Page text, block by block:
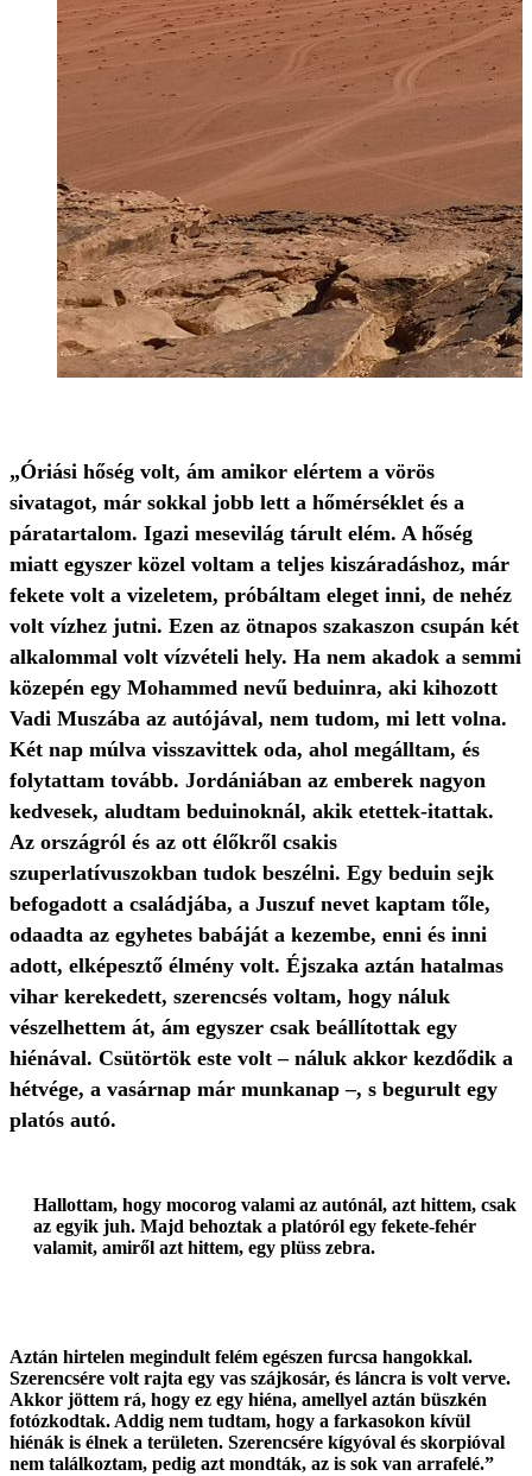
„Óriási hőség volt, ám amikor elértem a vörös
sivatagot, már sokkal jobb lett a hőmérséklet és a
páratartalom. Igazi mesevilág tárult elém. A hőség
miatt egyszer közel voltam a teljes kiszáradáshoz, már
fekete volt a vizeletem, próbáltam eleget inni, de nehéz
volt vízhez jutni. Ezen az ötnapos szakaszon csupán két
alkalommal volt vízvételi hely. Ha nem akadok a semmi
közepén egy Mohammed nevű beduinra, aki kihozott
Vadi Muszába az autójával, nem tudom, mi lett volna.
Két nap múlva visszavittek oda, ahol megálltam, és
folytattam tovább. Jordániában az emberek nagyon
kedvesek, aludtam beduinoknál, akik etettek-itattak.
Az országról és az ott élőkről csakis
szuperlatívuszokban tudok beszélni. Egy beduin sejk
befogadott a családjába, a Juszuf nevet kaptam tőle,
odaadta az egyhetes babáját a kezembe, enni és inni
adott, elképesztő élmény volt. Éjszaka aztán hatalmas
vihar kerekedett, szerencsés voltam, hogy náluk
vészelhettem át, ám egyszer csak beállítottak egy
hiénával. Csütörtök este volt – náluk akkor kezdődik a
hétvége, a vasárnap már munkanap –, s begurult egy
platós autó.
Hallottam, hogy mocorog valami az autónál, azt hittem, csak
az egyik juh. Majd behoztak a platóról egy fekete-fehér
valamit, amiről azt hittem, egy plüss zebra.
Aztán hirtelen megindult felém egészen furcsa hangokkal.
Szerencsére volt rajta egy vas szájkosár, és láncra is volt verve.
Akkor jöttem rá, hogy ez egy hiéna, amellyel aztán büszkén
fotózkodtak. Addig nem tudtam, hogy a farkasokon kívül
hiénák is élnek a területen. Szerencsére kígyóval és skorpióval
nem találkoztam, pedig azt mondták, az is sok van arrafelé.”